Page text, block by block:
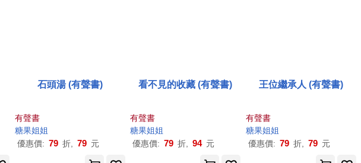
石頭湯 (有聲書)
有聲書
糖果姐姐
優惠價: 79 折, 79 元
看不見的收藏 (有聲書)
有聲書
糖果姐姐
優惠價: 79 折, 94 元
王位繼承人 (有聲書)
有聲書
糖果姐姐
優惠價: 79 折, 79 元